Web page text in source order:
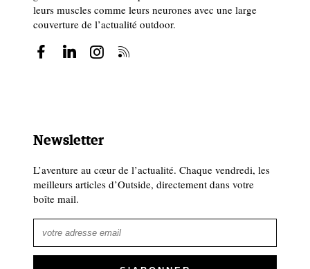
leurs muscles comme leurs neurones avec une large
couverture de l’actualité outdoor.
Newsletter
L’aventure au cœur de l’actualité. Chaque vendredi, les
meilleurs articles d’Outside, directement dans votre
boîte mail.